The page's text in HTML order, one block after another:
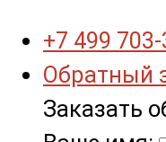
+7 499
Обратный
Заказать